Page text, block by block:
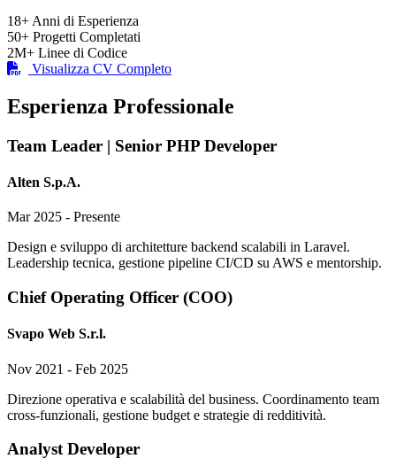
18+ Anni di Esperienza
50+ Progetti Completati
2M+ Linee di Codice
Visualizza CV Completo
Esperienza Professionale
Team Leader | Senior PHP Developer
Alten S.p.A.
Mar 2025 - Presente
Design e sviluppo di architetture backend scalabili in Laravel.
Leadership tecnica, gestione pipeline CI/CD su AWS e mentorship.
Chief Operating Officer (COO)
Svapo Web S.r.l.
Nov 2021 - Feb 2025
Direzione operativa e scalabilità del business. Coordinamento team
cross-funzionali, gestione budget e strategie di redditività.
Analyst Developer